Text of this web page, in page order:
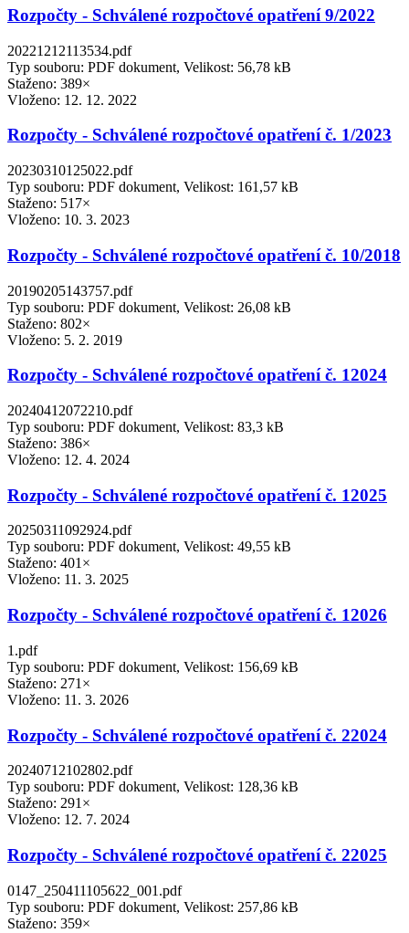
Rozpočty - Schválené rozpočtové opatření 9/2022
20221212113534.pdf
Typ souboru: PDF dokument, Velikost: 56,78 kB
Staženo: 389×
Vloženo: 12. 12. 2022
Rozpočty - Schválené rozpočtové opatření č. 1/2023
20230310125022.pdf
Typ souboru: PDF dokument, Velikost: 161,57 kB
Staženo: 517×
Vloženo: 10. 3. 2023
Rozpočty - Schválené rozpočtové opatření č. 10/2018
20190205143757.pdf
Typ souboru: PDF dokument, Velikost: 26,08 kB
Staženo: 802×
Vloženo: 5. 2. 2019
Rozpočty - Schválené rozpočtové opatření č. 12024
20240412072210.pdf
Typ souboru: PDF dokument, Velikost: 83,3 kB
Staženo: 386×
Vloženo: 12. 4. 2024
Rozpočty - Schválené rozpočtové opatření č. 12025
20250311092924.pdf
Typ souboru: PDF dokument, Velikost: 49,55 kB
Staženo: 401×
Vloženo: 11. 3. 2025
Rozpočty - Schválené rozpočtové opatření č. 12026
1.pdf
Typ souboru: PDF dokument, Velikost: 156,69 kB
Staženo: 271×
Vloženo: 11. 3. 2026
Rozpočty - Schválené rozpočtové opatření č. 22024
20240712102802.pdf
Typ souboru: PDF dokument, Velikost: 128,36 kB
Staženo: 291×
Vloženo: 12. 7. 2024
Rozpočty - Schválené rozpočtové opatření č. 22025
0147_250411105622_001.pdf
Typ souboru: PDF dokument, Velikost: 257,86 kB
Staženo: 359×